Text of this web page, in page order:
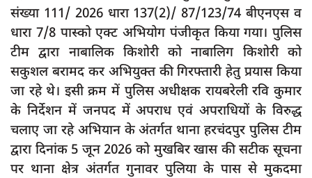
other
Login
Register
English
संख्या 111/ 2026 धारा 137(2)/ 87/123/74 बीएनएस व
धारा 7/8 पास्को एक्ट अभियोग पंजीकृत किया गया। पुलिस
टीम द्वारा नाबालिक किशोरी को नाबालिग किशोरी को
सकुशल बरामद कर अभियुक्त की गिरफ्तारी हेतु प्रयास किया
जा रहे थे। इसी क्रम में पुलिस अधीक्षक रायबरेली रवि कुमार
के निर्देशन में जनपद में अपराध एवं अपराधियों के विरुद्ध
चलाए जा रहे अभियान के अंतर्गत थाना हरचंदपुर पुलिस टीम
द्वारा दिनांक 5 जून 2026 को मुखबिर खास की सटीक सूचना
पर थाना क्षेत्र अंतर्गत गुनावर पुलिया के पास से मुकदमा